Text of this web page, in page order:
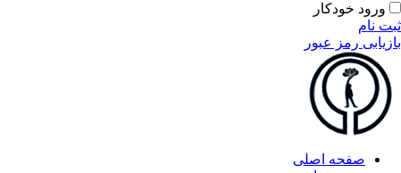
ورود خودکار
نام
رمز عبور
صفحه اصلی